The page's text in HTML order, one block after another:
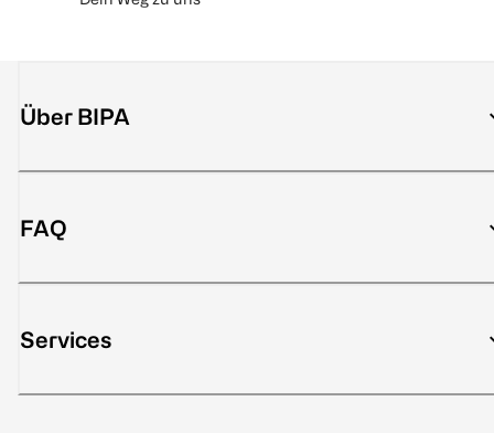
Über BIPA
FAQ
Services